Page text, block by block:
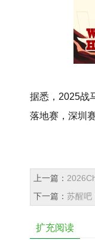
据悉，2025战
落地赛，深圳
上一篇：
下一篇： 苏醒吧
扩充阅读